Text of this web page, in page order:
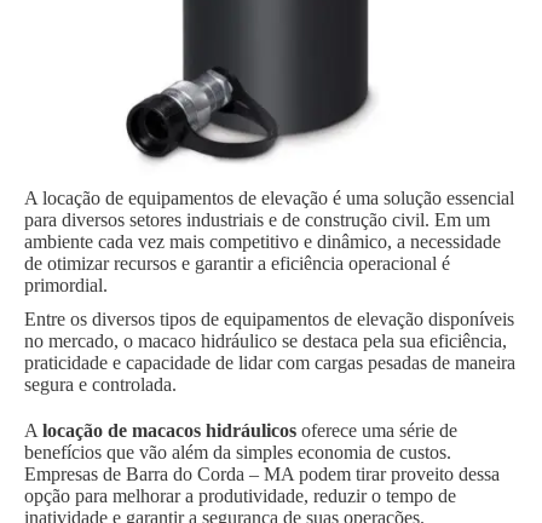
A locação de equipamentos de elevação é uma solução essencial
para diversos setores industriais e de construção civil. Em um
ambiente cada vez mais competitivo e dinâmico, a necessidade
de otimizar recursos e garantir a eficiência operacional é
primordial.
Entre os diversos tipos de equipamentos de elevação disponíveis
no mercado, o macaco hidráulico se destaca pela sua eficiência,
praticidade e capacidade de lidar com cargas pesadas de maneira
segura e controlada.
A locação de macacos hidráulicos oferece uma série de
benefícios que vão além da simples economia de custos.
Empresas de Barra do Corda – MA podem tirar proveito dessa
opção para melhorar a produtividade, reduzir o tempo de
inatividade e garantir a segurança de suas operações.